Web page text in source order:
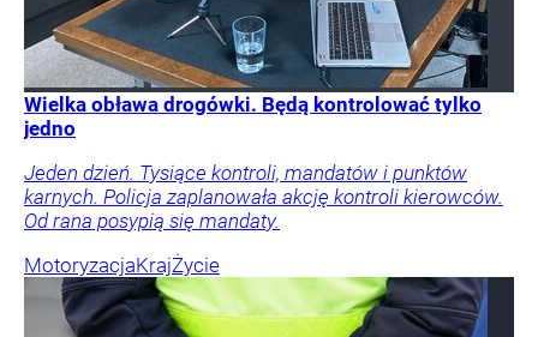
Wielka obława drogówki. Będą kontrolować tylko
jedno
Jeden dzień. Tysiące kontroli, mandatów i punktów
karnych. Policja zaplanowała akcję kontroli kierowców.
Od rana posypią się mandaty.
MotoryzacjaKrajŻycie